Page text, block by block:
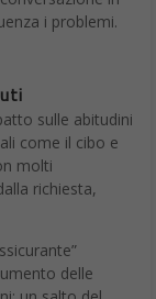
sulle abitudini
come il cibo e
molti
richiesta,
delle
un salto del